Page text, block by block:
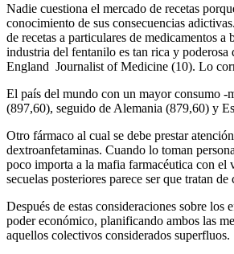
Nadie cuestiona el mercado de recetas
conocimiento de sus consecuencias
de recetas a particulares de medicamentos
industria del fentanilo es tan rica y
England Journalist of Medicine (10). Lo
El país del mundo con un mayor consumo
(897,60), seguido de Alemania (879,60) y
Otro fármaco al cual se debe prestar
dextroanfetaminas. Cuando lo toman
poco importa a la mafia farmacéutica con el
secuelas posteriores parece ser que tratan
Después de estas consideraciones sobre
poder económico, planificando ambos las
aquellos colectivos considerados superfluos.